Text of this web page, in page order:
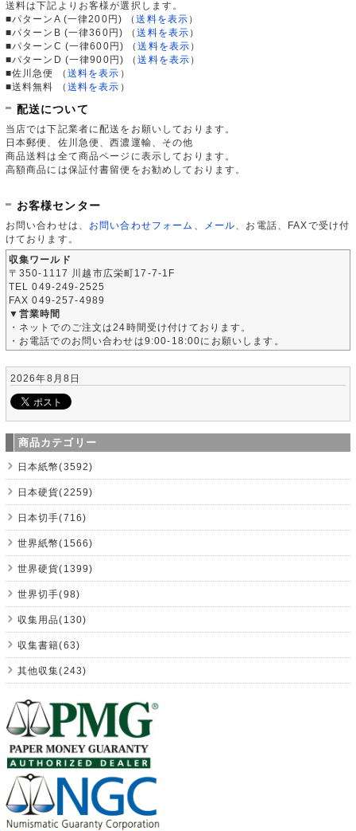
送料は下記よりお客様が選択します。
■パターンA (一律200円)
（送料を表示 ）
■パターンB (一律360円)
（送料を表示 ）
■パターンC (一律600円)
（送料を表示 ）
■パターンD (一律900円)
（送料を表示 ）
■佐川急便
（ 送料を表示 ）
■送料無料
（ 送料を表示 ）
配送について
当店では下記業者に配送をお願いしております。
日本郵便、佐川急便、西濃運輸、その他
商品送料は全て商品ページに表示しております。
高額商品には保証付書留便をお勧めしております。
お客様センター
お問い合わせは、 お問い合わせフォーム メール 、お電話、FAXで受け付
けております。
収集ワールド
〒350-1117 川越市広栄町17-7-1F
TEL 049-249-2525
FAX 049-257-4989
▼営業時間
・ネットでのご注文は24時間受け付けております。
・お電話でのお問い合わせは9:00-18:00にお願いします。
2026年8月8日
商品カテゴリー
日本紙幣(3592)
日本硬貨(2259)
日本切手(716)
世界紙幣(1566)
世界硬貨(1399)
世界切手(98)
収集用品(130)
収集書籍(63)
其他収集(243)